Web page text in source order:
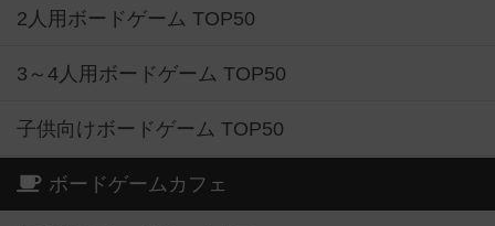
2人用ボードゲーム TOP50
3～4人用ボードゲーム TOP50
子供向けボードゲーム TOP50
ボードゲームカフェ